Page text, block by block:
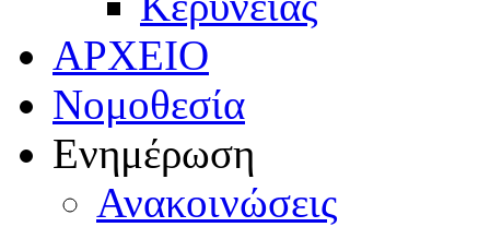
ΑΡΧΕΙΟ
Νομοθεσία
Ενημέρωση
Ανακοινώσεις